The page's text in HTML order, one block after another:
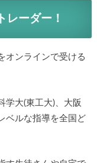
レーダー！
オンラインで受ける
学大(東工大)、大阪
ベルな指導を全国ど